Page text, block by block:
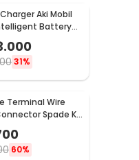
Charger Aki Mobil
Battery
6V/12V 2A -
31%
Terminal Wire
Spade Kit
60%